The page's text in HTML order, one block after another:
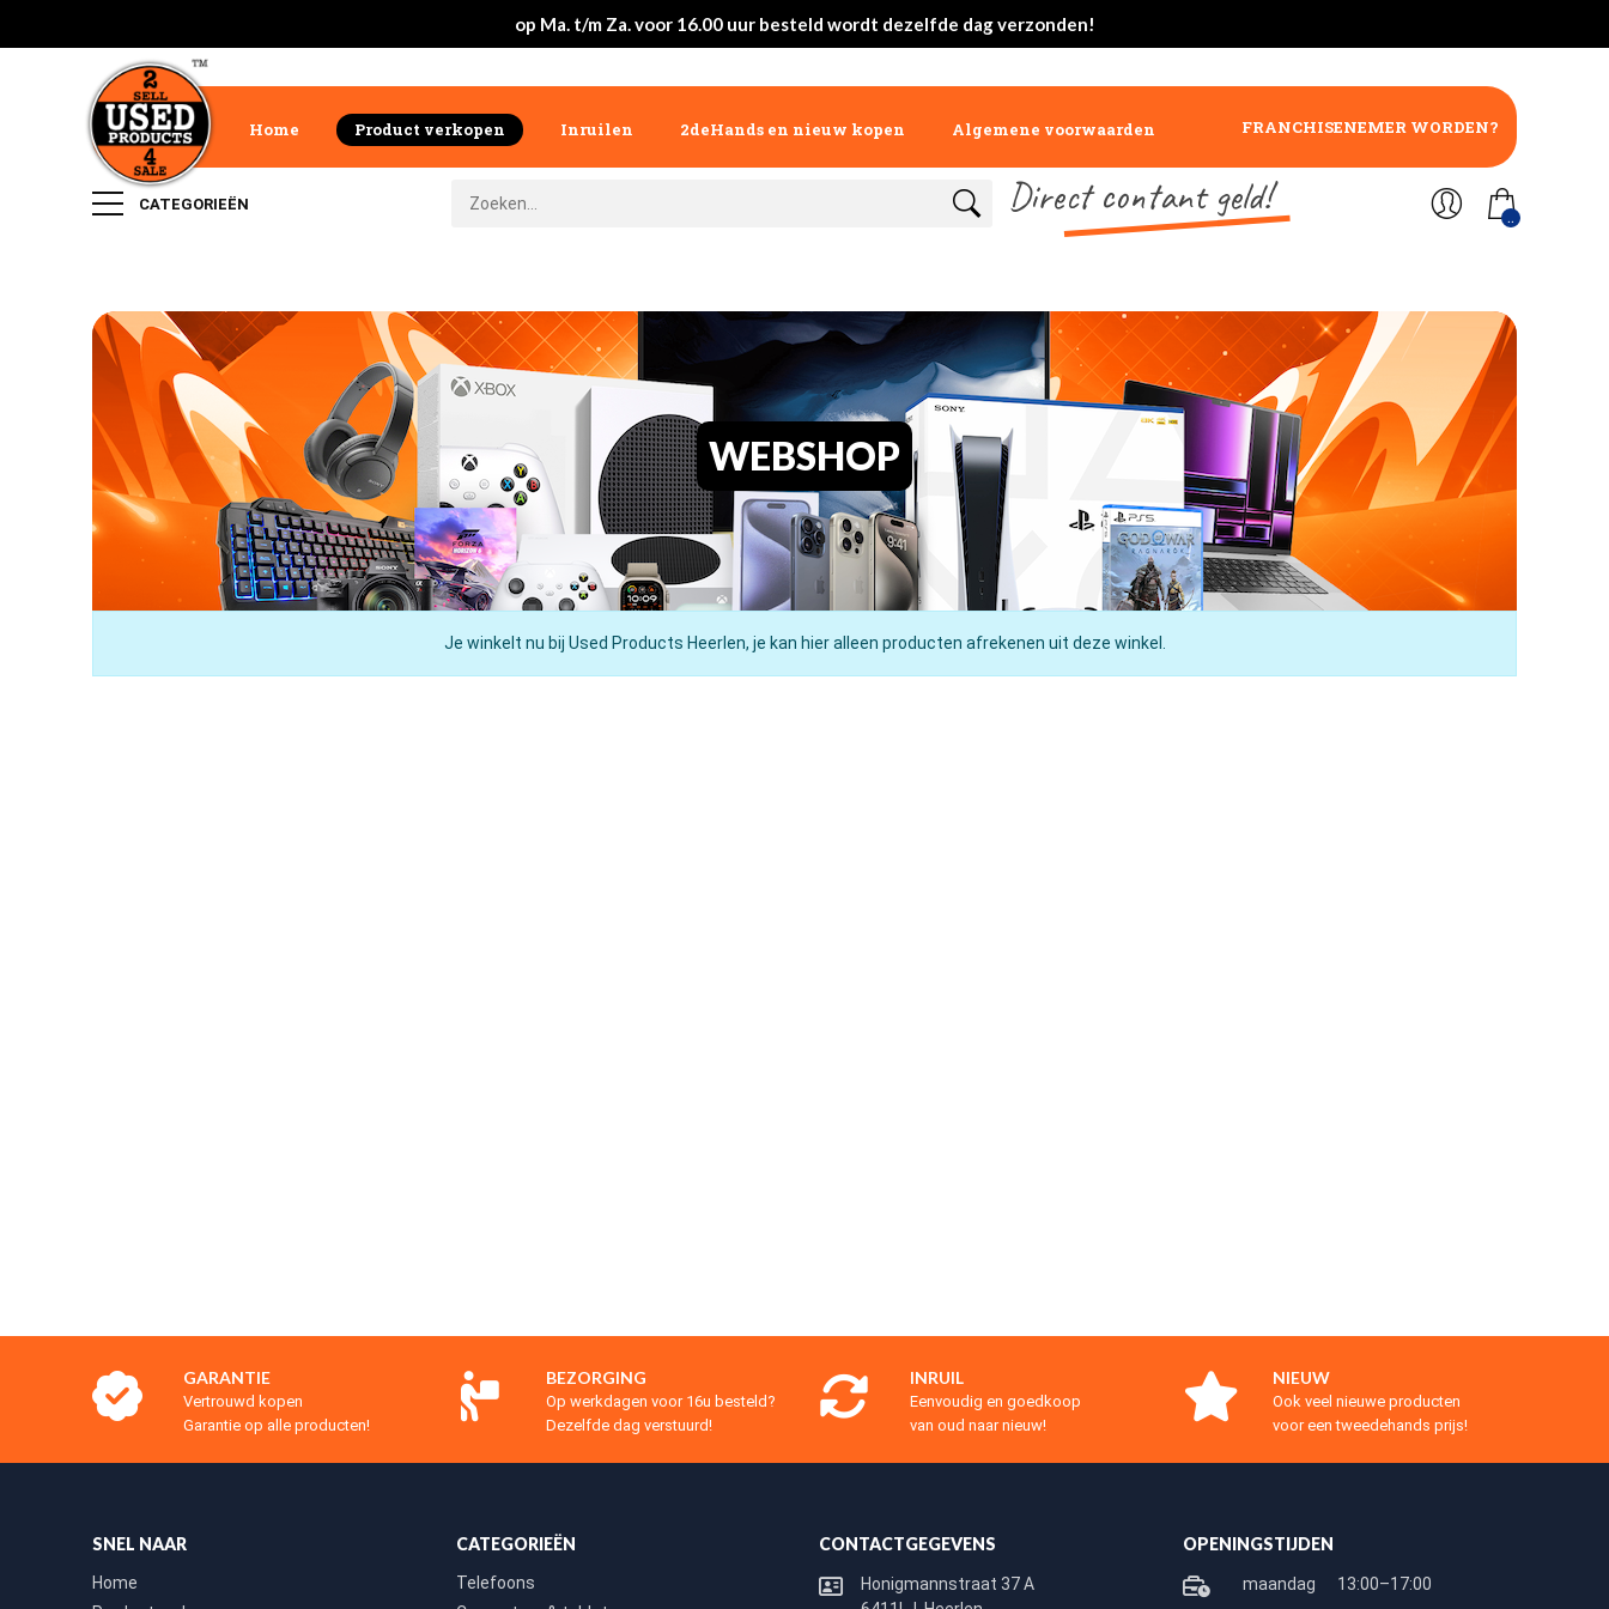
op Ma. t/m Za. voor 16.00 uur besteld wordt dezelfde dag verzonden!
Home Product verkopen Inruilen 2deHands en nieuw kopen Algemene voorwaarden FRANCHISENEMER WORDEN?
CATEGORIEËN Direct contant geld! ..
WEBSHOP
Je winkelt nu bij Used Products Heerlen, je kan hier alleen producten afrekenen uit deze winkel.
GARANTIE
Vertrouwd kopen
Garantie op alle producten!
BEZORGING
Op werkdagen voor 16u besteld?
Dezelfde dag verstuurd!
INRUIL
Eenvoudig en goedkoop
van oud naar nieuw!
NIEUW
Ook veel nieuwe producten
voor een tweedehands prijs!
SNEL NAAR
Home
CATEGORIEËN
Telefoons
CONTACTGEGEVENS
Honigmannstraat 37 A
OPENINGSTIJDEN
maandag 13:00–17:00